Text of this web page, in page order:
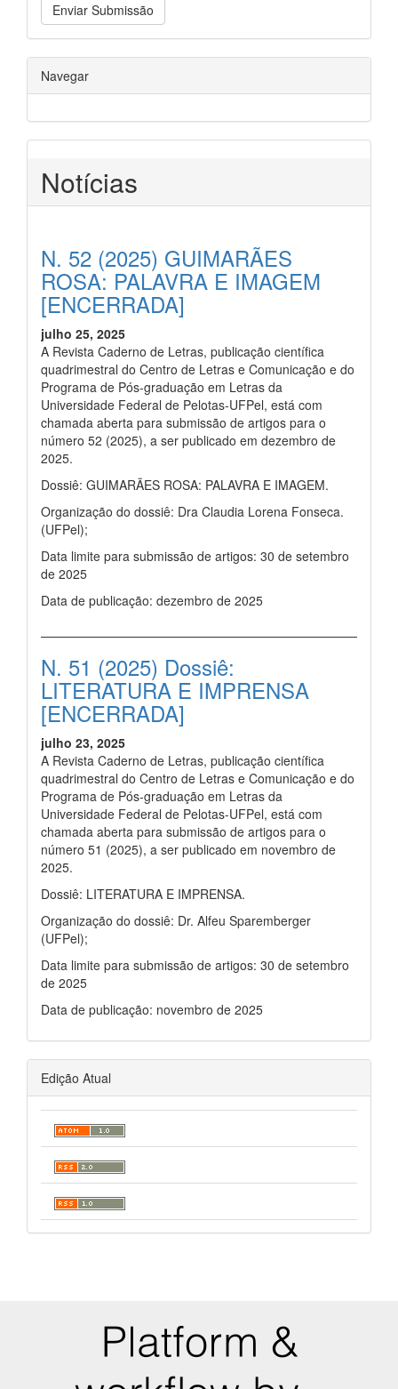
Enviar Submissão
Navegar
Notícias
N. 52 (2025) GUIMARÃES
ROSA: PALAVRA E IMAGEM
[ENCERRADA]
julho 25, 2025
A Revista Caderno de Letras, publicação científica
quadrimestral do Centro de Letras e Comunicação e do
Programa de Pós-graduação em Letras da
Universidade Federal de Pelotas-UFPel, está com
chamada aberta para submissão de artigos para o
número 52 (2025), a ser publicado em dezembro de
2025.
Dossiê: GUIMARÃES ROSA: PALAVRA E IMAGEM.
Organização do dossiê: Dra Claudia Lorena Fonseca.
(UFPel);
Data limite para submissão de artigos: 30 de setembro
de 2025
Data de publicação: dezembro de 2025
N. 51 (2025) Dossiê:
LITERATURA E IMPRENSA
[ENCERRADA]
julho 23, 2025
A Revista Caderno de Letras, publicação científica
quadrimestral do Centro de Letras e Comunicação e do
Programa de Pós-graduação em Letras da
Universidade Federal de Pelotas-UFPel, está com
chamada aberta para submissão de artigos para o
número 51 (2025), a ser publicado em novembro de
2025.
Dossiê: LITERATURA E IMPRENSA.
Organização do dossiê: Dr. Alfeu Sparemberger
(UFPel);
Data limite para submissão de artigos: 30 de setembro
de 2025
Data de publicação: novembro de 2025
Edição Atual